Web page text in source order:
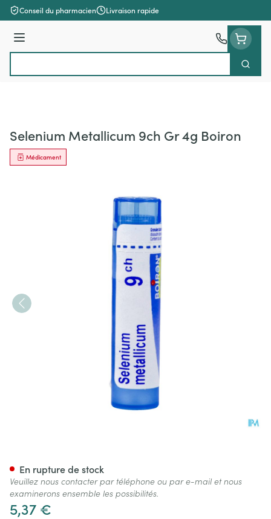
Aller au contenu
Conseil du pharmacien Livraison rapide
Menu
Selenium Metallicum 9ch Gr 4g Boiron
Médicament
5,37 €
En rupture de stock
Veuillez nous contacter par téléphone ou par e-mail et nous
examinerons ensemble les possibilités.